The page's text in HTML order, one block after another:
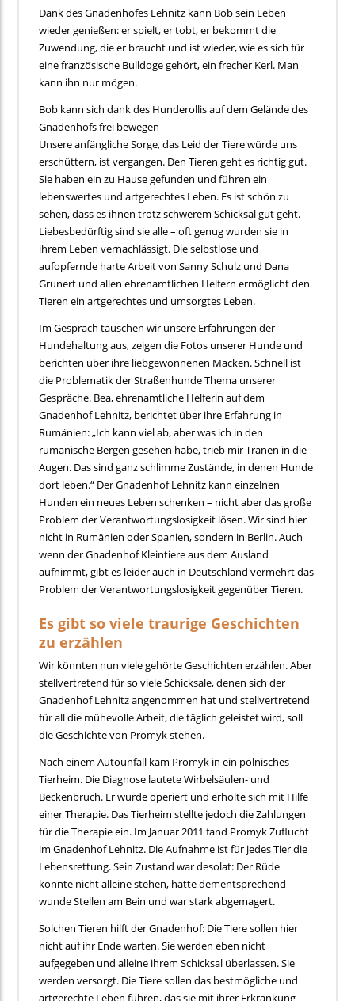
Dank des Gnadenhofes Lehnitz kann Bob sein Leben
wieder genießen: er spielt, er tobt, er bekommt die
Zuwendung, die er braucht und ist wieder, wie es sich für
eine französische Bulldoge gehört, ein frecher Kerl. Man
kann ihn nur mögen.
Bob kann sich dank des Hunderollis auf dem Gelände des
Gnadenhofs frei bewegen
Unsere anfängliche Sorge, das Leid der Tiere würde uns
erschüttern, ist vergangen. Den Tieren geht es richtig gut.
Sie haben ein zu Hause gefunden und führen ein
lebenswertes und artgerechtes Leben. Es ist schön zu
sehen, dass es ihnen trotz schwerem Schicksal gut geht.
Liebesbedürftig sind sie alle – oft genug wurden sie in
ihrem Leben vernachlässigt. Die selbstlose und
aufopfernde harte Arbeit von Sanny Schulz und Dana
Grunert und allen ehrenamtlichen Helfern ermöglicht den
Tieren ein artgerechtes und umsorgtes Leben.
Im Gespräch tauschen wir unsere Erfahrungen der
Hundehaltung aus, zeigen die Fotos unserer Hunde und
berichten über ihre liebgewonnenen Macken. Schnell ist
die Problematik der Straßenhunde Thema unserer
Gespräche. Bea, ehrenamtliche Helferin auf dem
Gnadenhof Lehnitz, berichtet über ihre Erfahrung in
Rumänien: „Ich kann viel ab, aber was ich in den
rumänische Bergen gesehen habe, trieb mir Tränen in die
Augen. Das sind ganz schlimme Zustände, in denen Hunde
dort leben.“ Der Gnadenhof Lehnitz kann einzelnen
Hunden ein neues Leben schenken – nicht aber das große
Problem der Verantwortungslosigkeit lösen. Wir sind hier
nicht in Rumänien oder Spanien, sondern in Berlin. Auch
wenn der Gnadenhof Kleintiere aus dem Ausland
aufnimmt, gibt es leider auch in Deutschland vermehrt das
Problem der Verantwortungslosigkeit gegenüber Tieren.
Es gibt so viele traurige Geschichten
zu erzählen
Wir könnten nun viele gehörte Geschichten erzählen. Aber
stellvertretend für so viele Schicksale, denen sich der
Gnadenhof Lehnitz angenommen hat und stellvertretend
für all die mühevolle Arbeit, die täglich geleistet wird, soll
die Geschichte von Promyk stehen.
Nach einem Autounfall kam Promyk in ein polnisches
Tierheim. Die Diagnose lautete Wirbelsäulen- und
Beckenbruch. Er wurde operiert und erholte sich mit Hilfe
einer Therapie. Das Tierheim stellte jedoch die Zahlungen
für die Therapie ein. Im Januar 2011 fand Promyk Zuflucht
im Gnadenhof Lehnitz. Die Aufnahme ist für jedes Tier die
Lebensrettung. Sein Zustand war desolat: Der Rüde
konnte nicht alleine stehen, hatte dementsprechend
wunde Stellen am Bein und war stark abgemagert.
Solchen Tieren hilft der Gnadenhof: Die Tiere sollen hier
nicht auf ihr Ende warten. Sie werden eben nicht
aufgegeben und alleine ihrem Schicksal überlassen. Sie
werden versorgt. Die Tiere sollen das bestmögliche und
artgerechte Leben führen, das sie mit ihrer Erkrankung